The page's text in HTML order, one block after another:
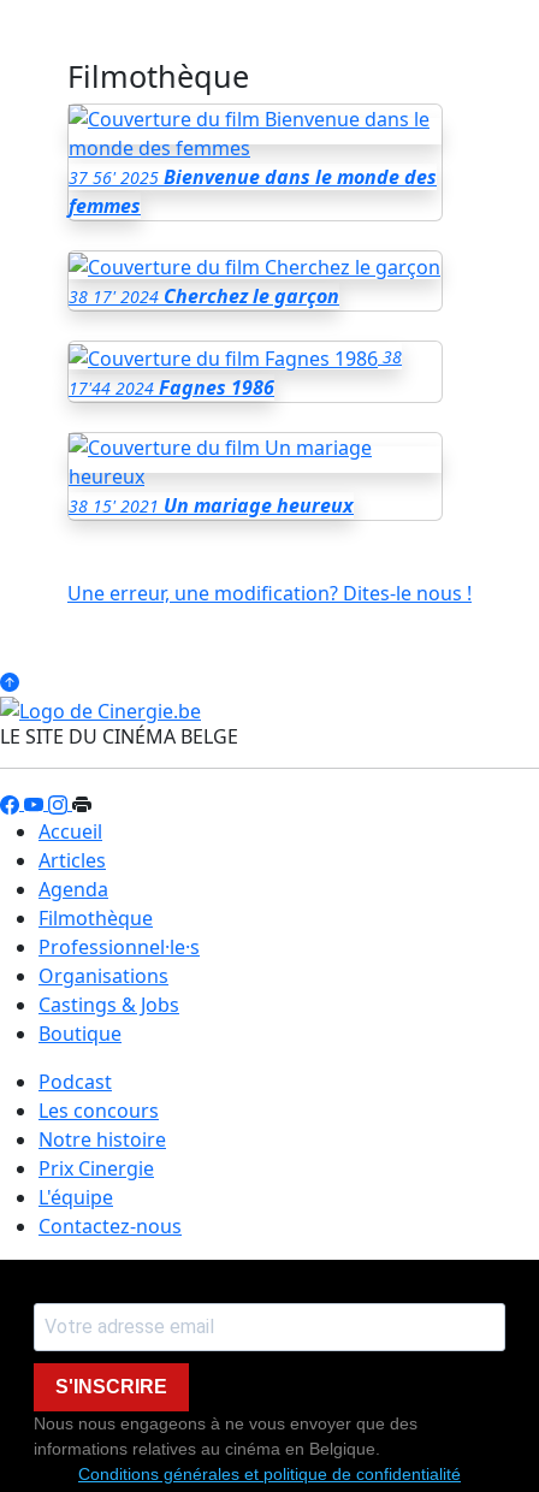
Filmothèque
37 56' 2025 Bienvenue dans le monde des
femmes
38 17' 2024 Cherchez le garçon
38
17'44 2024 Fagnes 1986
38 15' 2021 Un mariage heureux
Une erreur, une modification? Dites-le nous !
LE SITE DU CINÉMA BELGE
Accueil
Articles
Agenda
Filmothèque
Professionnel·le·s
Organisations
Castings & Jobs
Boutique
Podcast
Les concours
Notre histoire
Prix Cinergie
L'équipe
Contactez-nous
S'INSCRIRE
Nous nous engageons à ne vous envoyer que des
informations relatives au cinéma en Belgique.
Conditions générales et politique de confidentialité